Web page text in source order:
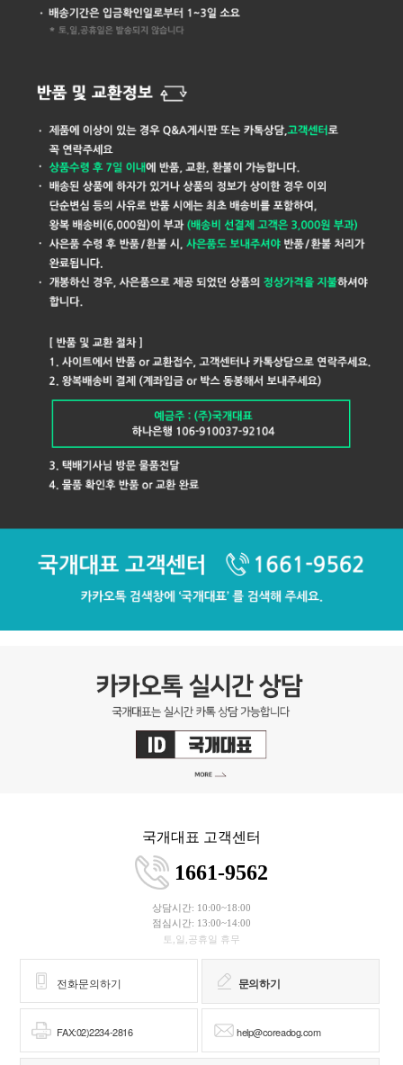
국개대표 고객센터
1661-9562
상담시간: 10:00~18:00
점심시간: 13:00~14:00
토,일,공휴일 휴무
전화문의하기 문의하기
FAX:02)2234-2816 help@coreadog.com